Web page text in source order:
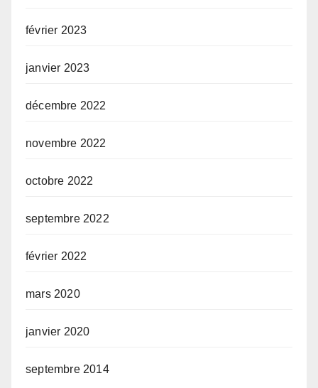
février 2023
janvier 2023
décembre 2022
novembre 2022
octobre 2022
septembre 2022
février 2022
mars 2020
janvier 2020
septembre 2014